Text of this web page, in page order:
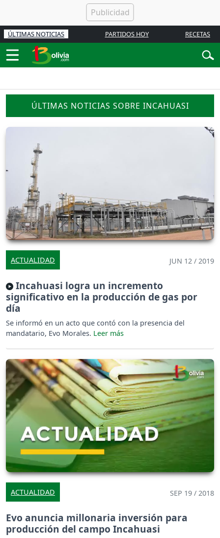
ÚLTIMAS NOTICIAS PARTIDOS HOY RECETAS
ÚLTIMAS NOTICIAS SOBRE INCAHUASI
ACTUALIDAD JUN 12 / 2019
Incahuasi logra un incremento
significativo en la producción de gas por
día
Se informó en un acto que contó con la presencia del
mandatario, Evo Morales.
ACTUALIDAD SEP 19 / 2018
Evo anuncia millonaria inversión para
producción del campo Incahuasi